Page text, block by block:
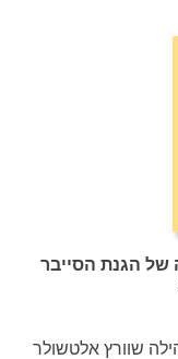
של הגנת הסייבר
שוורץ אלטשולר